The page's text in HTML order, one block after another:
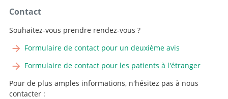
Contact
Souhaitez-vous prendre rendez-vous ?
Formulaire de contact pour un deuxième avis
Formulaire de contact pour les patients à l'étranger
Pour de plus amples informations, n'hésitez pas à nous
contacter :